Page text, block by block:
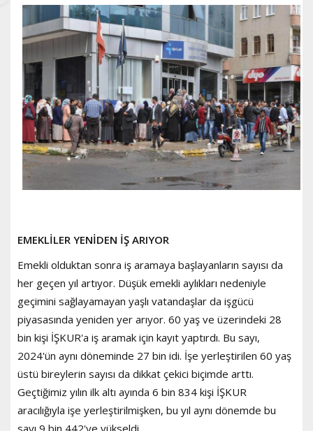
EMEKLİLER YENİDEN İŞ ARIYOR
Emekli olduktan sonra iş aramaya başlayanların sayısı da
her geçen yıl artıyor. Düşük emekli aylıkları nedeniyle
geçimini sağlayamayan yaşlı vatandaşlar da işgücü
piyasasında yeniden yer arıyor. 60 yaş ve üzerindeki 28
bin kişi İŞKUR'a iş aramak için kayıt yaptırdı. Bu sayı,
2024'ün aynı döneminde 27 bin idi. İşe yerleştirilen 60 yaş
üstü bireylerin sayısı da dikkat çekici biçimde arttı.
Geçtiğimiz yılın ilk altı ayında 6 bin 834 kişi İŞKUR
aracılığıyla işe yerleştirilmişken, bu yıl aynı dönemde bu